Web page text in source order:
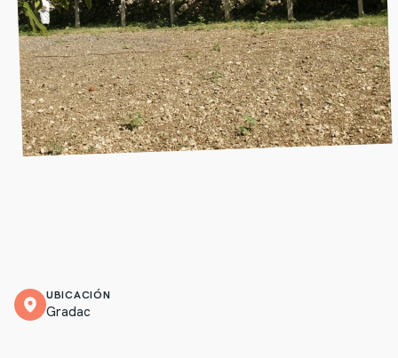
UBICACIÓN
Gradac